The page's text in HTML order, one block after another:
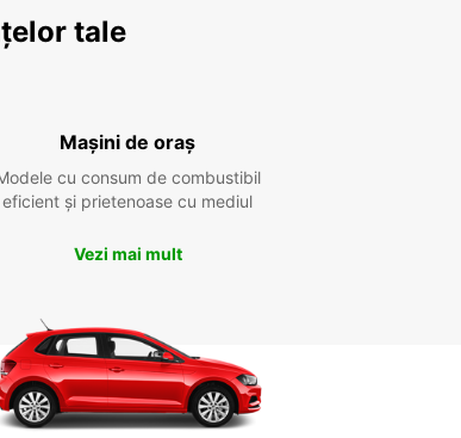
tale
Mașini de oraș
cu consum de combustibil
eficient și prietenoase cu mediul
Vezi mai mult